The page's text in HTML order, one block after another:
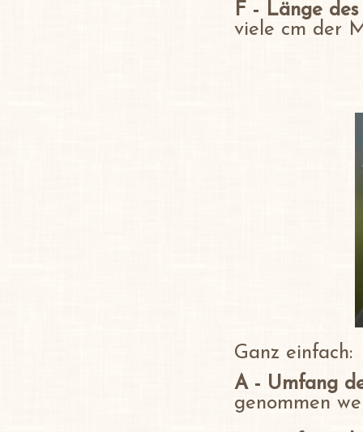
F - Länge
viele cm der
Ganz einfach:
A - Umfang
genommen